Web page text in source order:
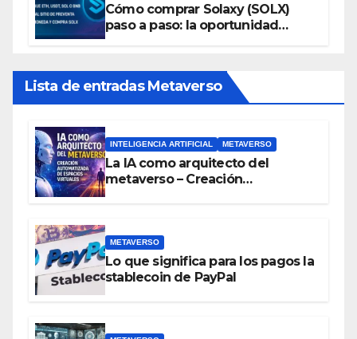
Cómo comprar Solaxy (SOLX)
paso a paso: la oportunidad
Lista de entradas Metaverso
INTELIGENCIA ARTIFICIAL METAVERSO
La IA como arquitecto del
metaverso – Creación
METAVERSO
Lo que significa para los pagos la
stablecoin de PayPal